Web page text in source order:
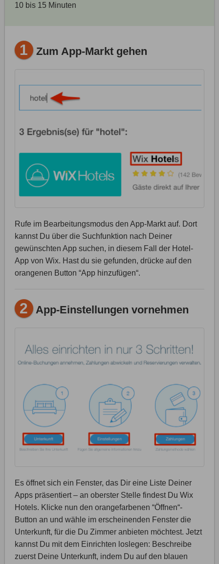
10 bis 15 Minuten
1 Zum App-Markt gehen
Rufe im Bearbeitungsmodus den App-Markt auf. Dort
kannst Du über die Suchfunktion nach Deiner
gewünschten App suchen, in diesem Fall der Hotel-
App von Wix. Hast du sie gefunden, drücke auf den
orangenen Button “App hinzufügen“.
2 App-Einstellungen vornehmen
Es öffnet sich ein Fenster, das Dir eine Liste Deiner
Apps präsentiert – an oberster Stelle findest Du Wix
Hotels. Klicke nun den orangefarbenen “Öffnen“-
Button an und wähle im erscheinenden Fenster die
Unterkunft, für die Du Zimmer anbieten möchtest. Jetzt
kannst Du mit dem Einrichten loslegen: Beschreibe
zuerst Deine Unterkunft, indem Du auf den blauen